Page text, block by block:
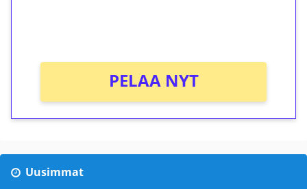
PELAA NYT
Uusimmat